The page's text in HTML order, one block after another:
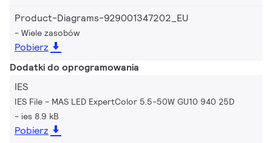
Product-Diagrams-929001347202_EU
Wiele zasobów
Pobierz
Dodatki do oprogramowania
IES
IES File - MAS LED ExpertColor 5.5-50W GU10 940 25D
ies 8.9 kB
Pobierz